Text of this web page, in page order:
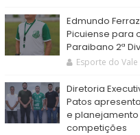
Edmundo
Picuiense para
Paraibano 2ª
Esporte do Vale
Diretoria
Patos
e
competições